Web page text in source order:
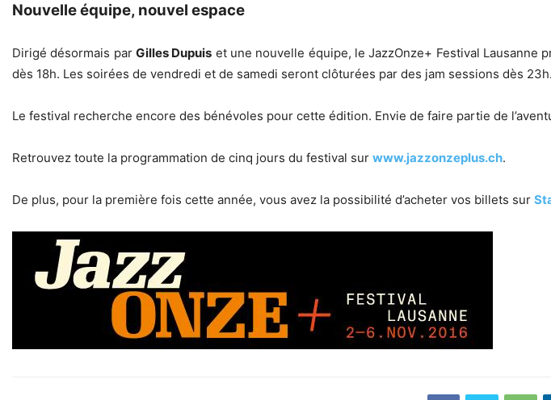
Nouvelle équipe, nouvel espace
Dirigé désormais par Gilles Dupuis et une nouvelle équipe, le JazzOnze+ Festival Lausanne
dès 18h. Les soirées de vendredi et de samedi seront clôturées par des jam sessions dès 23h.
Le festival recherche encore des bénévoles pour cette édition. Envie de faire partie de
Retrouvez toute la programmation de cinq jours du festival sur www.jazzonzeplus.ch.
De plus, pour la première fois cette année, vous avez la possibilité d’acheter vos billets sur